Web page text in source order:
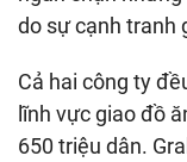
do sự cạnh tranh
Cả hai công ty
lĩnh vực giao đồ
650 triệu dân.